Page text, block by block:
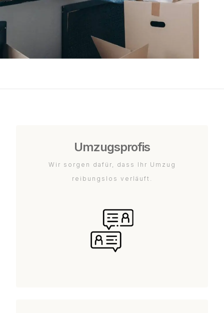
Umzugsprofis
Wir sorgen dafür, dass Ihr Umzug
reibungslos verläuft.